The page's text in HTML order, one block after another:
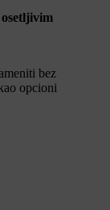
bez
opcioni